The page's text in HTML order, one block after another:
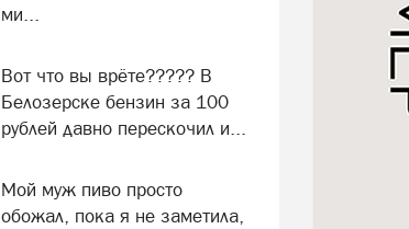
ми...
Вот что вы врёте????? В
Белозерске бензин за 100
рублей давно перескочил и...
Мой муж пиво просто
обожал, пока я не заметила,